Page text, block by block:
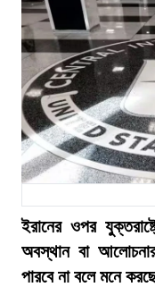
ইরানের ওপর
অবস্থান বা
পারবে না বলে মনে